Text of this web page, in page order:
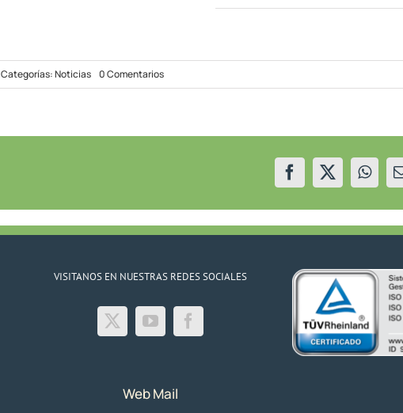
Categorías:Noticias 0 Comentarioson
Beneficio
usuarios
gas
VISITANOS EN NUESTRAS REDES SOCIALES
Web Mail